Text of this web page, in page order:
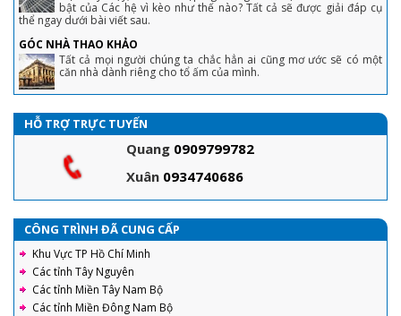
bật của Các hệ vì kèo như thế nào? Tất cả sẽ được giải đáp cụ
thể ngay dưới bài viết sau.
GÓC NHÀ THAO KHẢO
Tất cả mọi người chúng ta chắc hẳn ai cũng mơ ước sẽ có một
căn nhà dành riêng cho tổ ấm của mình.
HỖ TRỢ TRỰC TUYẾN
Quang 0909799782
Xuân 0934740686
CÔNG TRÌNH ĐÃ CUNG CẤP
Khu Vực TP Hồ Chí Minh
Các tỉnh Tây Nguyên
Các tỉnh Miền Tây Nam Bộ
Các tỉnh Miền Đông Nam Bộ